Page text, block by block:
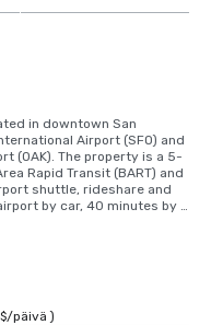
in downtown San
Airport (SFO) and
(OAK). The property is a 5-
Rapid Transit (BART) and
shuttle, rideshare and
by car, 40 minutes by
District, in the heart of
/päivä )